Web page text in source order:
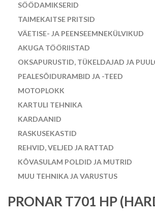
SÖÖDAMIKSERID
TAIMEKAITSE PRITSID
VÄETISE- JA PEENSEEMNEKÜLVIKUD
AKUGA TÖÖRIISTAD
OKSAPURUSTID, TÜKELDAJAD JA
PEALESÕIDURAMBID JA -TEED
MOTOPLOKK
KARTULI TEHNIKA
KARDAANID
RASKUSEKASTID
REHVID, VELJED JA RATTAD
KÕVASULAM POLDID JA MUTRID
MUU TEHNIKA JA VARUSTUS
PRONAR T701 HP